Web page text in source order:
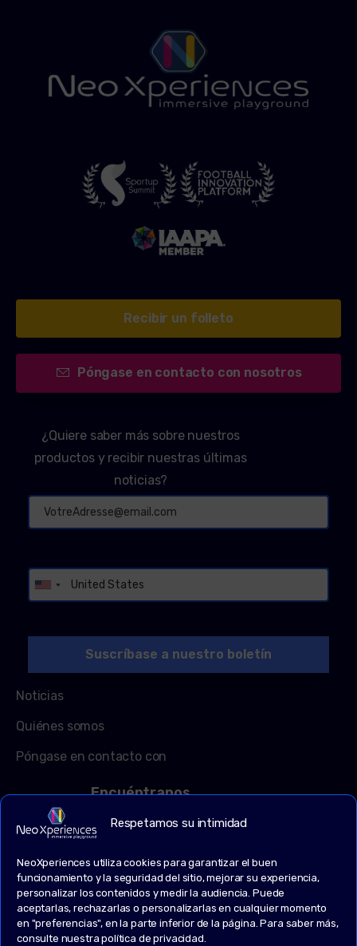
Respetamos su intimidad
NeoXperiences utiliza cookies para garantizar el buen
funcionamiento y la seguridad del sitio, mejorar su experiencia,
personalizar los contenidos y medir la audiencia. Puede
aceptarlas, rechazarlas o personalizarlas en cualquier momento
en "preferencias", en la parte inferior de la página. Para saber más,
consulte nuestra política de privacidad.
Recibir un folleto
Póngase en contacto con nosotros
¿Quiere saber más sobre nuestros
productos y recibir nuestras últimas
noticias?
Noticias
Quiénes somos
Póngase en contacto con
Encuéntranos
Rue de la vigne Bâtiment 152
14650 Carpiquet
FRANCIA
9.30 h - 17.30 h (UTC+1)
+33 (0)2 14 74 74 74